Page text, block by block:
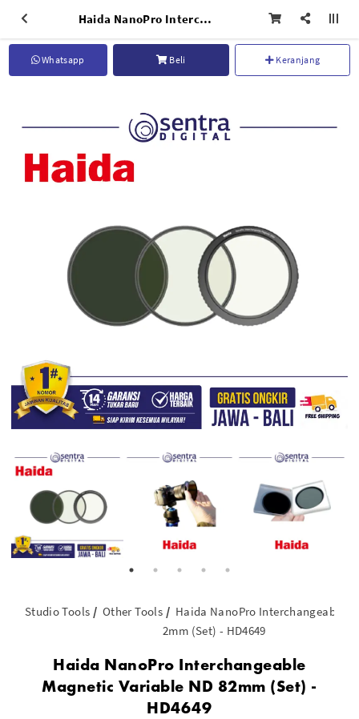
Haida NanoPro Interchangeable Magnetic Variable ND 82mm (Set) - HD4649
Whatsapp Beli Keranjang
Studio Tools Other Tools
Haida NanoPro Interchangeable
2mm (Set) - HD4649
Haida NanoPro Interchangeable
Magnetic Variable ND 82mm (Set) -
HD4649